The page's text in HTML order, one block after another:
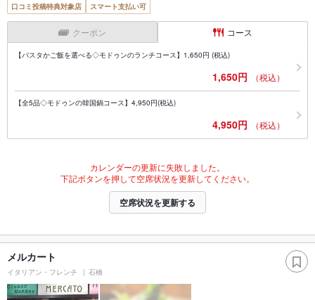
口コミ投稿特典対象店 スマート支払い可
クーポン コース
【パスタかご飯を選べる◇モドゥンのランチコース】1,650円 (税込)
1,650円 （税込）
【全5品◇モドゥンの韓国鍋コース】4,950円(税込)
4,950円 （税込）
カレンダーの更新に失敗しました。
下記ボタンを押して空席状況を更新してください。
空席状況を更新する
メルカート
イタリアン・フレンチ 石橋